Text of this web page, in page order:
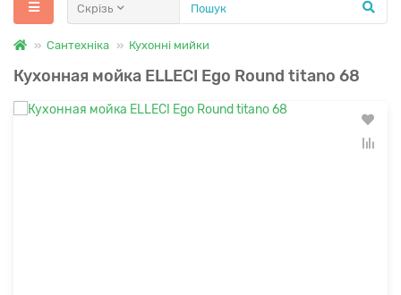
Скрізь
Сантехніка Кухонні мийки
Кухонная мойка ELLECI Ego Round titano 68